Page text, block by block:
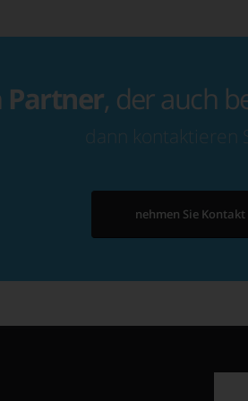
Partner, der auch
dann kontaktieren
nehmen Sie